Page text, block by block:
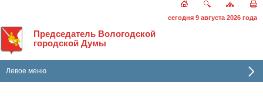
сегодня 9 августа 2026 года
Председатель Вологодской
городской Думы
Левое меню